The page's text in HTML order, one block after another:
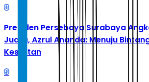
8
Presiden Persebaya Surabaya
Juara, Azrul Ananda: Menuju
Kesulitan
9